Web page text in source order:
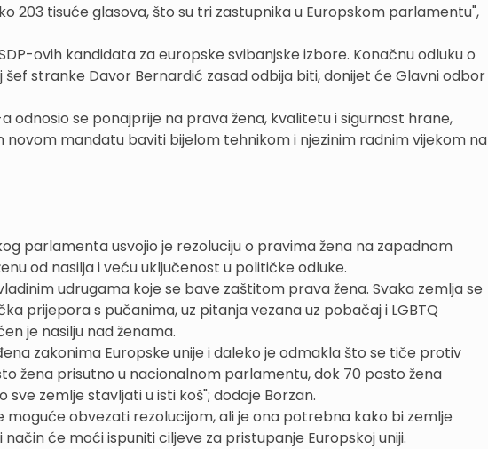
203 tisuće glasova, što su tri zastupnika u Europskom parlamentu",
ovih kandidata za europske svibanjske izbore. Konačnu odluku o
šef stranke Davor Bernardić zasad odbija biti, donijet će Glavni odbor
odnosio se ponajprije na prava žena, kvalitetu i sigurnost hrane,
novom mandatu baviti bijelom tehnikom i njezinim radnim vijekom na
parlamenta usvojio je rezoluciju o pravima žena na zapadnom
od nasilja i veću uključenost u političke odluke.
udrugama koje se bave zaštitom prava žena. Svaka zemlja se
prijepora s pučanima, uz pitanja vezana uz pobačaj i LGBTQ
je nasilju nad ženama.
zakonima Europske unije i daleko je odmakla što se tiče protiv
žena prisutno u nacionalnom parlamentu, dok 70 posto žena
zemlje stavljati u isti koš"; dodaje Borzan.
moguće obvezati rezolucijom, ali je ona potrebna kako bi zemlje
će moći ispuniti ciljeve za pristupanje Europskoj uniji.